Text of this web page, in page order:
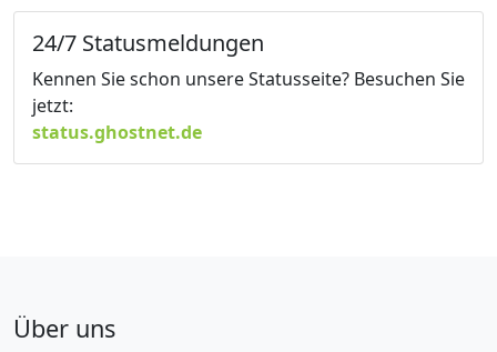
24/7 Statusmeldungen
Kennen Sie schon unsere Statusseite? Besuchen Sie
jetzt:
status.ghostnet.de
Über uns